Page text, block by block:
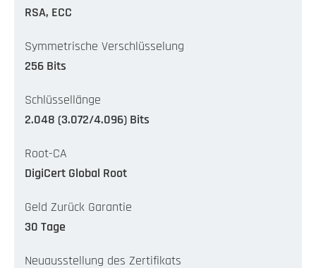
RSA, ECC
Symmetrische Verschlüsselung
256 Bits
Schlüssellänge
2.048 (3.072/4.096) Bits
Root-CA
DigiCert Global Root
Geld Zurück Garantie
30 Tage
Neuausstellung des Zertifikats